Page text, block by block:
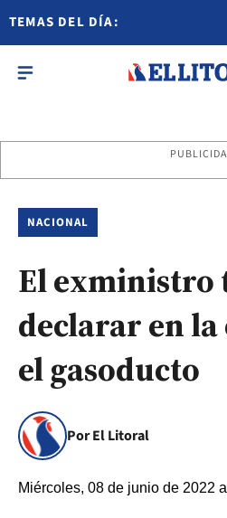
TEMAS DEL DÍA:
NACIONAL
El exministro
declarar en la
el gasoducto
Por El Litoral
Miércoles, 08 de junio de 2022